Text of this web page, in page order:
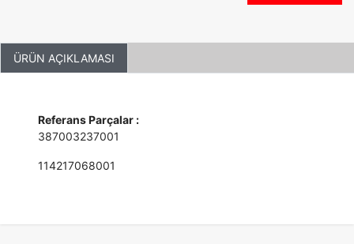
ÜRÜN AÇIKLAMASI
Referans Parçalar :
387003237001
114217068001